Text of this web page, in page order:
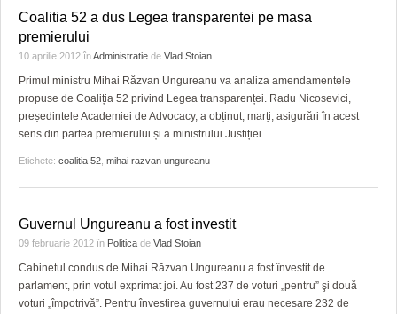
Coalitia 52 a dus Legea transparentei pe masa
premierului
10 aprilie 2012 înAdministratie de Vlad Stoian
Primul ministru Mihai Răzvan Ungureanu va analiza amendamentele
propuse de Coaliția 52 privind Legea transparenței. Radu Nicosevici,
președintele Academiei de Advocacy, a obținut, marți, asigurări în acest
sens din partea premierului și a ministrului Justiției
Etichete: coalitia 52, mihai razvan ungureanu
Guvernul Ungureanu a fost investit
09 februarie 2012 în Politica de Vlad Stoian
Cabinetul condus de Mihai Răzvan Ungureanu a fost învestit de
parlament, prin votul exprimat joi. Au fost 237 de voturi „pentru” şi două
voturi „împotrivă”. Pentru învestirea guvernului erau necesare 232 de